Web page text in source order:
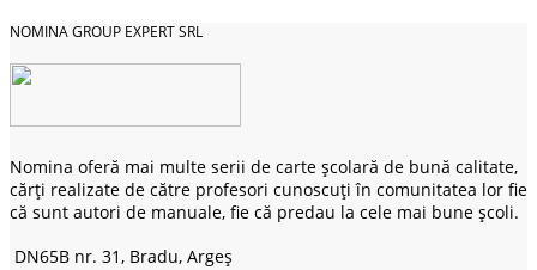
NOMINA GROUP EXPERT SRL
Nomina oferă mai multe serii de carte școlară de bună calitate,
cărți realizate de către profesori cunoscuți în comunitatea lor fie
că sunt autori de manuale, fie că predau la cele mai bune școli.
DN65B nr. 31, Bradu, Argeș